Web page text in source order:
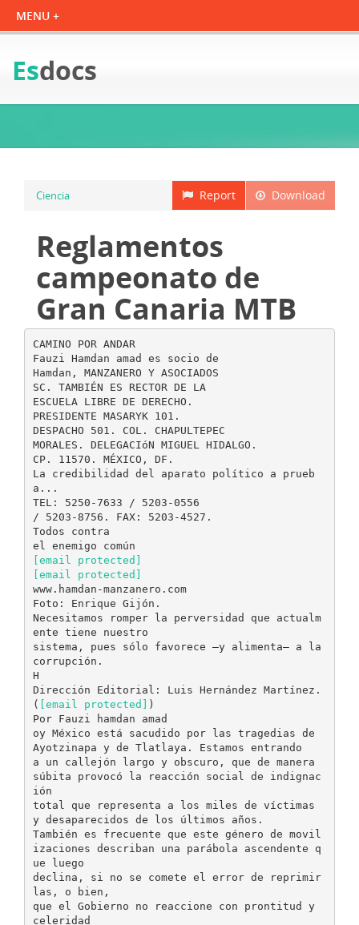
Esdocs
Download
Report
Ciencia
Reglamentos
campeonato de
Gran Canaria MTB
CAMINO POR ANDAR
Fauzi Hamdan amad es socio de
Hamdan, MANZANERO Y ASOCIADOS
SC. TAMBIÉN ES RECTOR DE LA
ESCUELA LIBRE DE DERECHO.
PRESIDENTE MASARYK 101.
DESPACHO 501. COL. CHAPULTEPEC
MORALES. DELEGACIóN MIGUEL HIDALGO.
CP. 11570. MÉXICO, DF.
La credibilidad del aparato político a prueb
a...
TEL: 5250-7633 / 5203-0556
/ 5203-8756. FAX: 5203-4527.
Todos contra
[email protected]
[email protected]
www.hamdan-manzanero.com
Foto: Enrique Gijón.
Necesitamos romper la perversidad que actualm
ente tiene nuestro
sistema, pues sólo favorece –y alimenta– a la
corrupción.
H
Dirección Editorial: Luis Hernández Martínez.
( [email protected] )
Por Fauzi hamdan amad
oy México está sacudido por las tragedias de
Ayotzinapa y de Tlatlaya. Estamos entrando
a un callejón largo y obscuro, que de manera
súbita provocó la reacción social de indignac
ión
total que representa a los miles de víctimas
y desaparecidos de los últimos años.
También es frecuente que este género de movil
izaciones describan una parábola ascendente q
ue luego
declina, si no se comete el error de reprimir
las, o bien,
que el Gobierno no reaccione con prontitud y
celeridad